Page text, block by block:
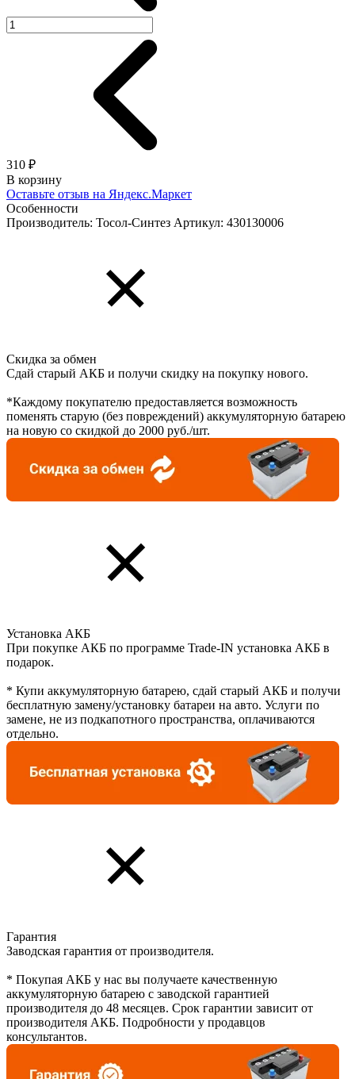
310 ₽
В корзину
Оставьте отзыв на Яндекс.Маркет
Особенности
Производитель: Тосол-Синтез Артикул: 430130006
Скидка за обмен
Сдай старый АКБ и получи скидку на покупку нового.
*Каждому покупателю предоставляется возможность
поменять старую (без повреждений) аккумуляторную батарею
на новую со скидкой до 2000 руб./шт.
Установка АКБ
При покупке АКБ по программе Trade-IN установка АКБ в
подарок.
* Купи аккумуляторную батарею, сдай старый АКБ и получи
бесплатную замену/установку батареи на авто. Услуги по
замене, не из подкапотного пространства, оплачиваются
отдельно.
Гарантия
Заводская гарантия от производителя.
* Покупая АКБ у нас вы получаете качественную
аккумуляторную батарею с заводской гарантией
производителя до 48 месяцев. Срок гарантии зависит от
производителя АКБ. Подробности у продавцов
консультантов.